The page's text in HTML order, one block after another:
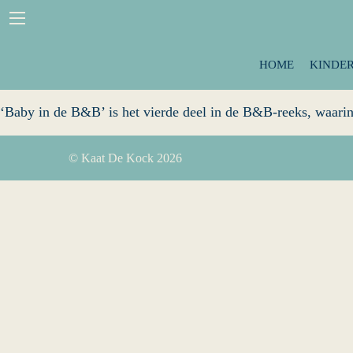
HOME
Het gaat eindelijk goed met Hanne, haar moeder en haar
zoveel lawaai gepaard dat de gasten wegblijven en de
‘Baby in de B&B’ is het vierde deel in de B&B-reeks,
© Kaat De Kock 2026